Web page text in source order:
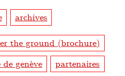
archives
the ground (brochure)
genève
partenaires